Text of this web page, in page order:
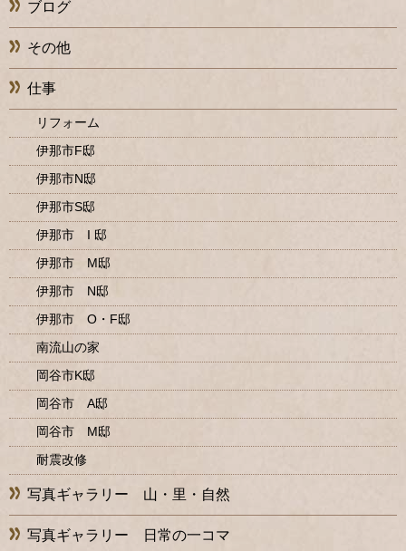
ブログ
その他
仕事
リフォーム
伊那市F邸
伊那市N邸
伊那市S邸
伊那市 I 邸
伊那市 M邸
伊那市 N邸
伊那市 O・F邸
南流山の家
岡谷市K邸
岡谷市 A邸
岡谷市 M邸
耐震改修
写真ギャラリー 山・里・自然
写真ギャラリー 日常の一コマ